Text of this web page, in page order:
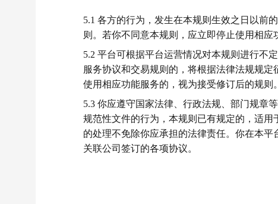
5.1 各方的行为，发生在本规则生效之日以前
则。若你不同意本规则，应立即停止使用相应
5.2 平台可根据平台运营情况对本规则进行不
服务协议和交易规则的，将根据法律法规规
使用相应功能服务的，视为接受修订后的规则
5.3 你应遵守国家法律、行政法规、部门规章
规范性文件的行为，本规则已有规定的，适
的处理不免除你应承担的法律责任。你在本
关联公司签订的各项协议。